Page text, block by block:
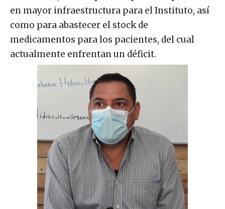
en mayor infraestructura para el Instituto, así
como para abastecer el stock de
medicamentos para los pacientes, del cual
actualmente enfrentan un déficit.